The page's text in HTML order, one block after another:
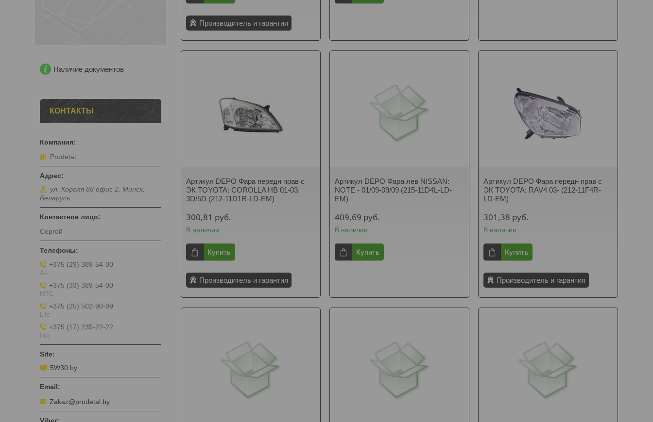
Производитель и гарантия
Артикул DEPO Фара передн прав с
ЭК TOYOTA: COROLLA HB 01-03,
3D/5D (212-11D1R-LD-EM)
300,81 руб.
В наличии
Купить
Производитель и гарантия
Артикул DEPO Фара лев NISSAN:
NOTE - 01/09-09/09 (215-11D4L-LD-
EM)
409,69 руб.
В наличии
Купить
Артикул DEPO Фара передн прав с
ЭК TOYOTA: RAV4 03- (212-11F4R-
LD-EM)
301,38 руб.
В наличии
Купить
Производитель и гарантия
Наличие документов
КОНТАКТЫ
Prodetal
ул. Короля 88 офис 2, Минск,
Беларусь
Сергей
+375 (29) 389-54-00
А1
+375 (33) 389-54-00
МТС
+375 (25) 502-90-09
Life
+375 (17) 235-22-22
Гор
5W30.by
Zakaz@prodetal.by